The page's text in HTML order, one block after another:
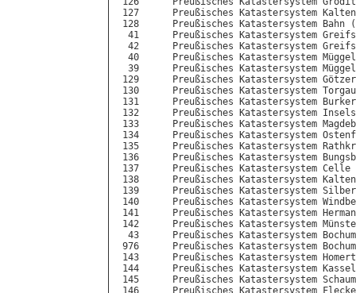
127      Preußisches Katastersystem
128      Preußisches Katastersystem Bahn
41      Preußisches Katastersystem
42      Preußisches Katastersystem
40      Preußisches Katastersystem
39      Preußisches Katastersystem
129      Preußisches Katastersystem
130      Preußisches Katastersystem
131      Preußisches Katastersystem
132      Preußisches Katastersystem
133      Preußisches Katastersystem
134      Preußisches Katastersystem
135      Preußisches Katastersystem
136      Preußisches Katastersystem
137      Preußisches Katastersystem Celle
138      Preußisches Katastersystem
139      Preußisches Katastersystem
140      Preußisches Katastersystem
141      Preußisches Katastersystem
142      Preußisches Katastersystem
43      Preußisches Katastersystem
976      Preußisches Katastersystem
143      Preußisches Katastersystem
144      Preußisches Katastersystem
145      Preußisches Katastersystem
146      Preußisches Katastersystem